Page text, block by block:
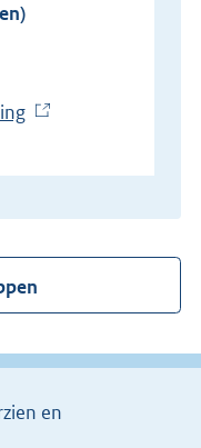
(
x
r
n
l
nen